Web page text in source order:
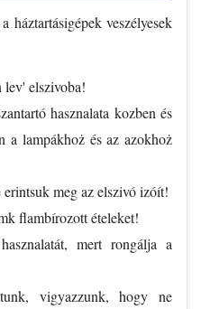
háztartásigépek veszélyesek
elszivoba!
hasznalata kozben és
a lampákhoż és az azokhoż
meg az elszivó izóít!
flambírozott ételeket!
mert rongálja a
vigyazzunk, hogy ne